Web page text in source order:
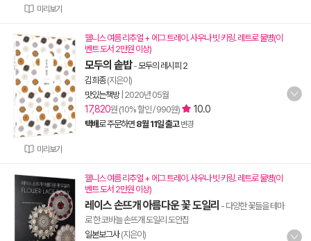
미리보기
미리보기
웰니스 여름 리추얼 + 에그 트레이. 사우나 빗 키링. 레트로 물병(이
벤트 도서 2만원 이상)
모두의 솥밥-모두의 레시피 2
김희종(지은이)
맛있는책방| 2020년 05월
17,820원 (10% 할인 / 990원) 10.0
택배로 주문하면 8월 11일 출고 변경
웰니스 여름 리추얼 + 에그 트레이. 사우나 빗 키링. 레트로 물병(이
벤트 도서 2만원 이상)
레이스 손뜨개 아름다운 꽃 도일리 - 다양한 꽃들을 테마
로 한 코바늘 손뜨개 도일리 도안집
일본보그사(지은이)